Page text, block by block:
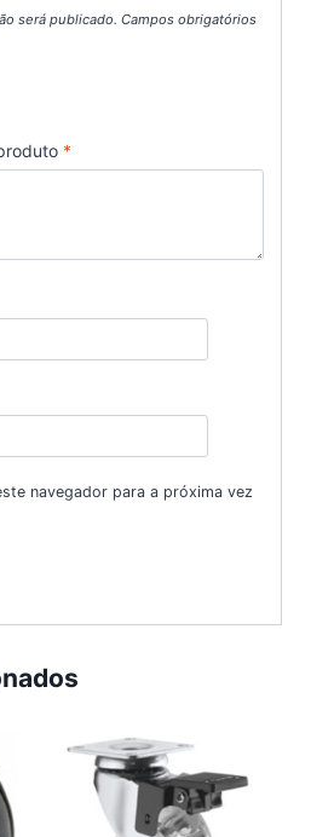
será publicado. Campos obrigatórios
*
navegador para a próxima vez